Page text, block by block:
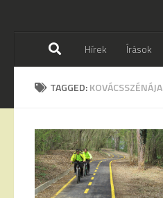
Hírek Írások
TAGGED:KOVÁCSSZÉNÁJA